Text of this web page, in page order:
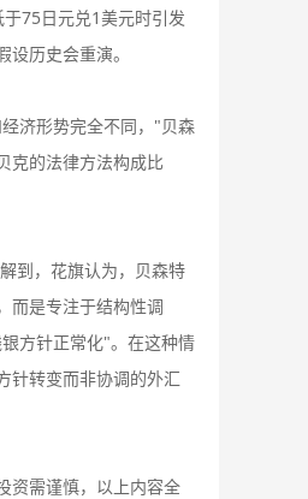
75日元兑1美元时引发
历史会重演。
济形势完全不同，"贝森
克的法律方法构成比
到，花旗认为，贝森特
而是专注于结构性调
方针正常化"。在这种情
针转变而非协调的外汇
资需谨慎，以上内容全